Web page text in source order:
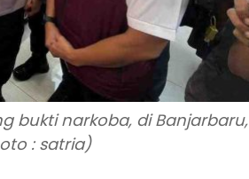
bukti narkoba, di Banjarbaru,
: satria)